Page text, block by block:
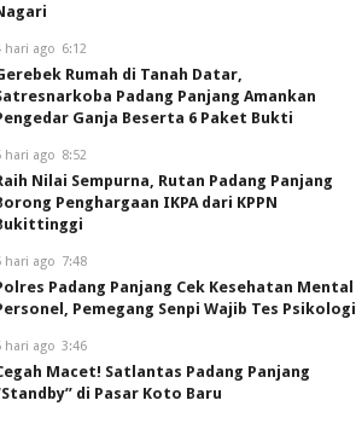
hari ago 6:12
Rumah di Tanah Datar,
Padang Panjang Amankan
Ganja Beserta 6 Paket Bukti
hari ago 8:52
Nilai Sempurna, Rutan Padang Panjang
Penghargaan IKPA dari KPPN
hari ago 7:48
Padang Panjang Cek Kesehatan Mental
Pemegang Senpi Wajib Tes Psikologi
hari ago 3:46
Macet! Satlantas Padang Panjang
di Pasar Koto Baru